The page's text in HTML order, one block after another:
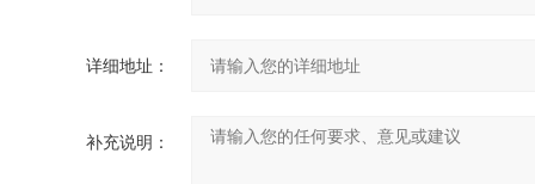
详细地址：
补充说明：